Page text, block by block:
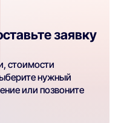
заявку
стоимости
нужный
или позвоните